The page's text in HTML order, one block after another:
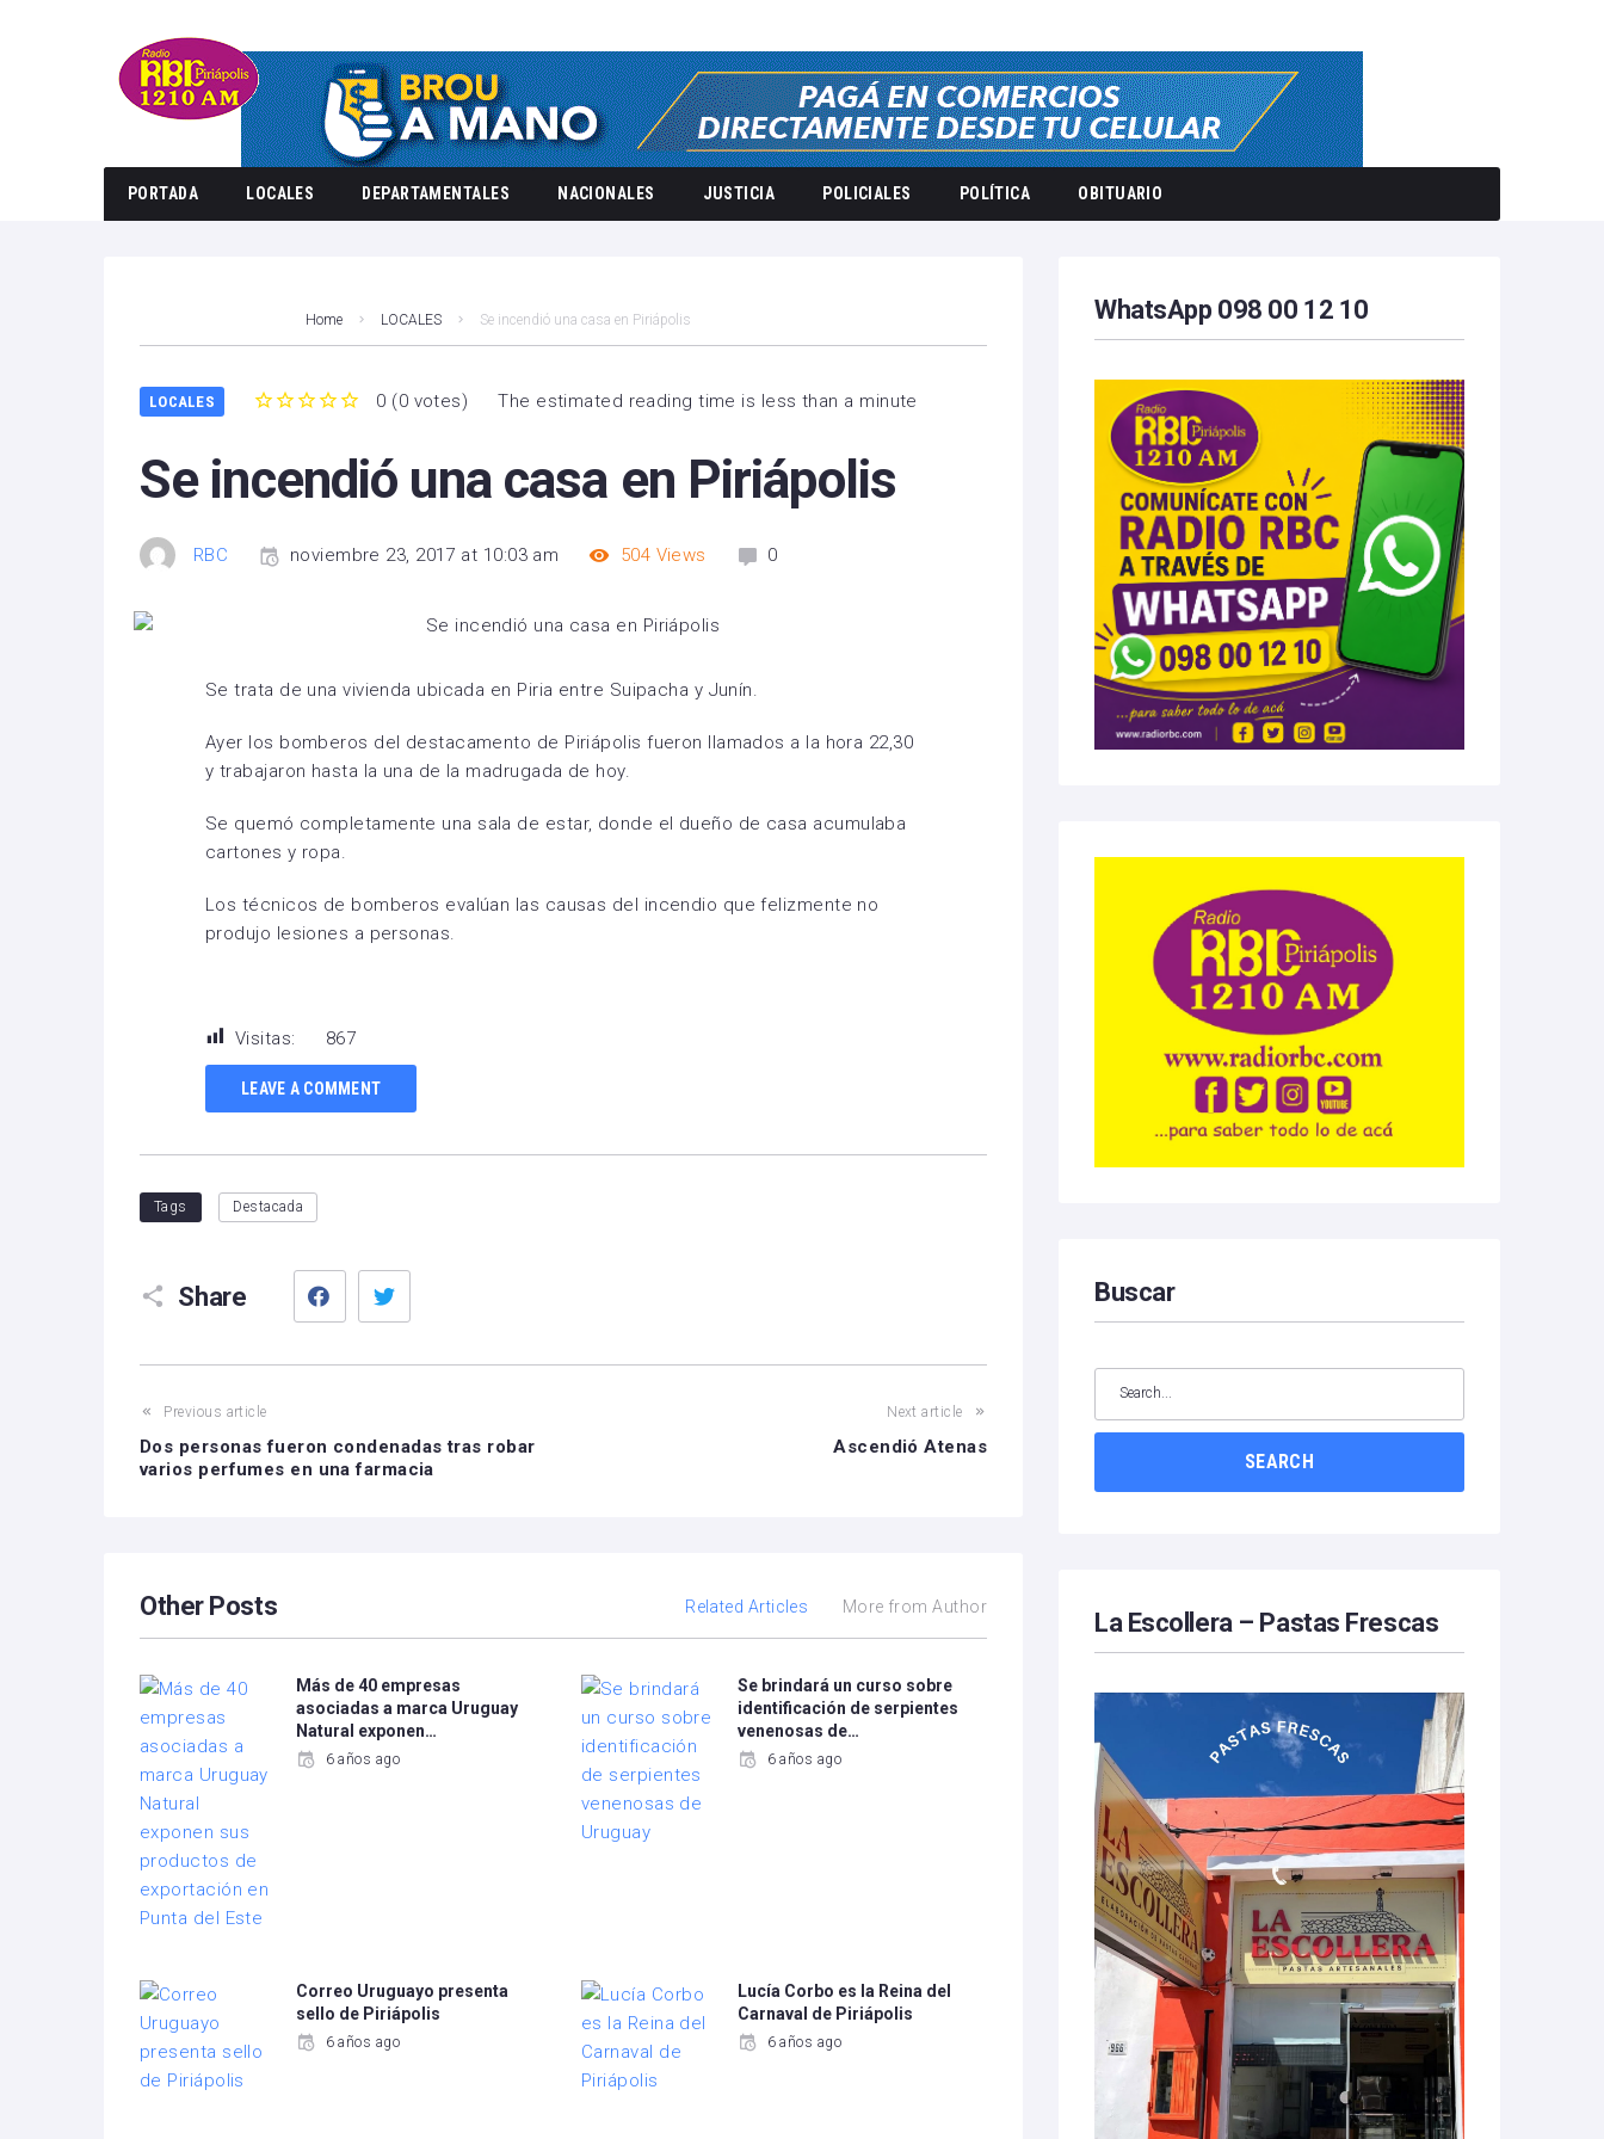
PORTADA LOCALES DEPARTAMENTALES NACIONALES JUSTICIA POLICIALES POLÍTICA OBITUARIO
Home LOCALES Se incendió una casa en Piriápolis
LOCALES 0 (0 votes) The estimated reading time is less than a minute
Se incendió una casa en Piriápolis
RBC noviembre 23, 2017 at 10:03 am 504 Views 0
Se trata de una vivienda ubicada en Piria entre Suipacha y Junín.
Ayer los bomberos del destacamento de Piriápolis fueron llamados a la hora 22,30
y trabajaron hasta la una de la madrugada de hoy.
Se quemó completamente una sala de estar, donde el dueño de casa acumulaba
cartones y ropa.
Los técnicos de bomberos evalúan las causas del incendio que felizmente no
produjo lesiones a personas.
Visitas: 867
LEAVE A COMMENT
Tags Destacada
Share
Facebook
Previous article
Dos personas fueron condenadas tras robar
varios perfumes en una farmacia
Next article
Ascendió Atenas
Other Posts Related Articles More from Author
Más de 40 empresas
asociadas a marca Uruguay
Natural exponen…
6 años ago
Se brindará un curso sobre
identificación de serpientes
venenosas de…
6 años ago
Correo Uruguayo presenta
sello de Piriápolis
6 años ago
Lucía Corbo es la Reina del
Carnaval de Piriápolis
6 años ago
WhatsApp 098 00 12 10
Buscar
SEARCH
La Escollera – Pastas Frescas